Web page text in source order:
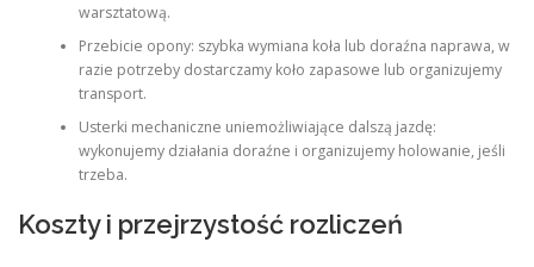
warsztatową.
Przebicie opony: szybka wymiana koła lub doraźna naprawa, w
razie potrzeby dostarczamy koło zapasowe lub organizujemy
transport.
Usterki mechaniczne uniemożliwiające dalszą jazdę:
wykonujemy działania doraźne i organizujemy holowanie, jeśli
trzeba.
Koszty i przejrzystość rozliczeń